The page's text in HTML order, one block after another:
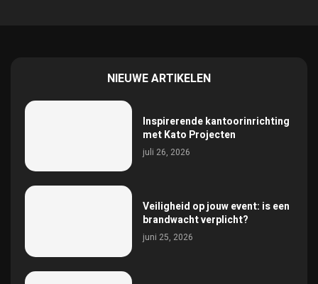
NIEUWE ARTIKELEN
Inspirerende kantoorinrichting
met Kato Projecten
juli 26, 2026
Veiligheid op jouw event: is een
brandwacht verplicht?
juni 25, 2026